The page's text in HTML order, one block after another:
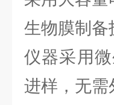
生物膜制备
仪器采用
进样，无需